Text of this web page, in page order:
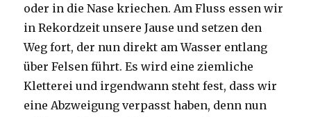
oder in die Nase kriechen. Am Fluss essen wir
in Rekordzeit unsere Jause und setzen den
Weg fort, der nun direkt am Wasser entlang
über Felsen führt. Es wird eine ziemliche
Kletterei und irgendwann steht fest, dass wir
eine Abzweigung verpasst haben, denn nun